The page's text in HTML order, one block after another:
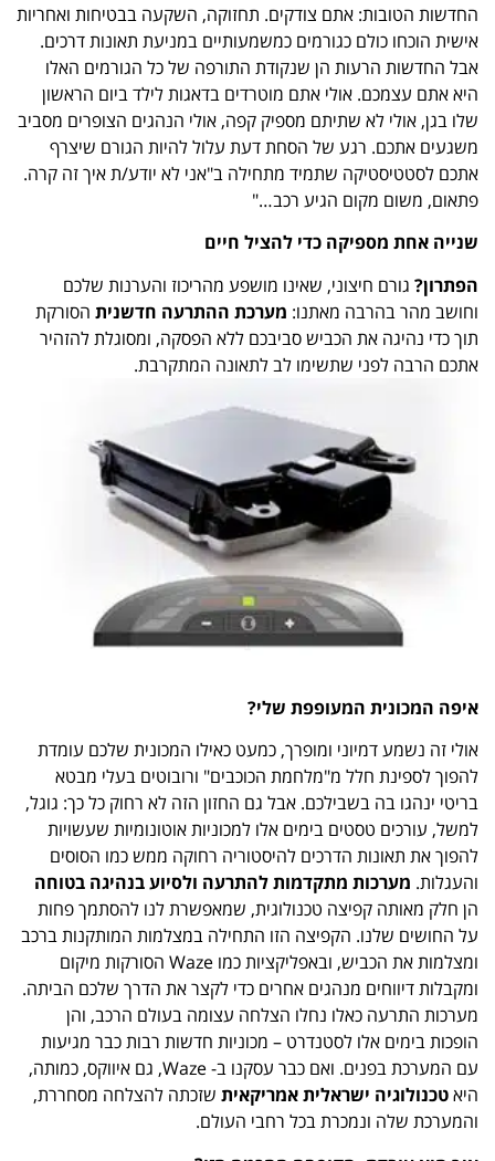
החדשות הטובות: אתם צודקים. תחזוקה, השקעה בבטיחות ואחריות
אישית הוכחו כולם כגורמים כמשמעותיים במניעת תאונות דרכים.
אבל החדשות הרעות הן שנקודת התורפה של כל הגורמים האלו
היא אתם עצמכם. אולי אתם מוטרדים בדאגות לילד ביום הראשון
שלו בגן, אולי לא שתיתם מספיק קפה, אולי הנהגים הצופרים מסביב
משגעים אתכם. רגע של הסחת דעת עלול להיות הגורם שיצרף
אתכם לסטטיסטיקה שתמיד מתחילה ב"אני לא יודע/ת איך זה קרה.
פתאום, משום מקום הגיע רכב…"
שנייה אחת מספיקה כדי להציל חיים
הפתרון? גורם חיצוני, שאינו מושפע מהריכוז והערנות שלכם
וחושב מהר בהרבה מאתנו: מערכת ההתרעה חדשנית הסורקת
תוך כדי נהיגה את הכביש סביבכם ללא הפסקה, ומסוגלת להזהיר
אתכם הרבה לפני שתשימו לב לתאונה המתקרבת.
איפה המכונית המעופפת שלי?
אולי זה נשמע דמיוני ומופרך, כמעט כאילו המכונית שלכם עומדת
להפוך לספינת חלל מ"מלחמת הכוכבים" ורובוטים בעלי מבטא
בריטי ינהגו בה בשבילכם. אבל גם החזון הזה לא רחוק כל כך: גוגל,
למשל, עורכים טסטים בימים אלו למכוניות אוטונומיות שעשויות
להפוך את תאונות הדרכים להיסטוריה רחוקה ממש כמו הסוסים
והעגלות. מערכות מתקדמות להתרעה ולסיוע בנהיגה בטוחה
הן חלק מאותה קפיצה טכנולוגית, שמאפשרת לנו להסתמך פחות
על החושים שלנו. הקפיצה הזו התחילה במצלמות המותקנות ברכב
ומצלמות את הכביש, ובאפליקציות כמו Waze הסורקות מיקום
ומקבלות דיווחים מנהגים אחרים כדי לקצר את הדרך שלכם הביתה.
מערכות התרעה כאלו נחלו הצלחה עצומה בעולם הרכב, והן
הופכות בימים אלו לסטנדרט – מכוניות חדשות רבות כבר מגיעות
עם המערכת בפנים. ואם כבר עסקנו ב- Waze, גם איווקס, כמותה,
היאטכנולוגיה ישראלית אמריקאית שזכתה להצלחה מסחררת,
והמערכת שלה ונמכרת בכל רחבי העולם.